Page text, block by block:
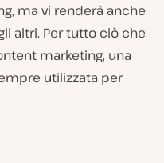
ma vi renderà anche
altri. Per tutto ciò che
marketing, una
utilizzata per